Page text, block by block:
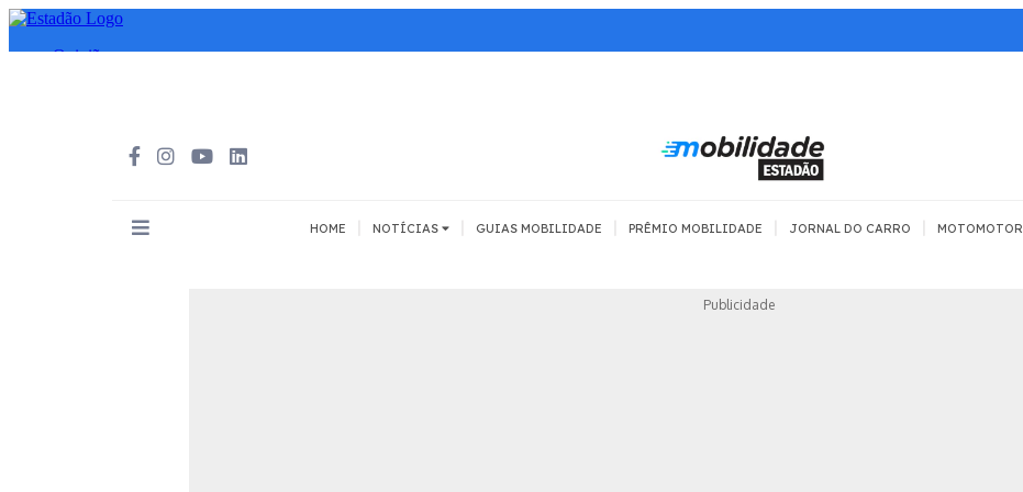
HOME NOTÍCIAS
MOBILIDADE COM
SEGURANÇA
GUIAS MOBILIDADE PRÊMIO MOBILIDADE JORNAL DO CARRO MOTOMOTOR
Publicidade